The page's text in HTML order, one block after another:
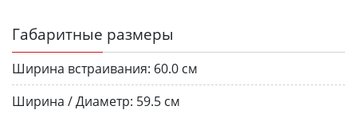
Габаритные размеры
Ширина встраивания: 60.0 см
Ширина / Диаметр: 59.5 см